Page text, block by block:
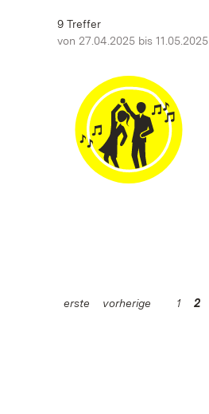
9 Treffer
von 27.04.2025 bis 11.05.2025
erste vorherige 1 2